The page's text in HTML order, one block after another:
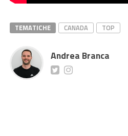
TEMATICHE CANADA TOP
Andrea Branca